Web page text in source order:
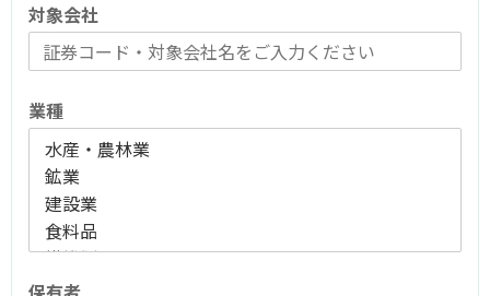
対象会社
業種